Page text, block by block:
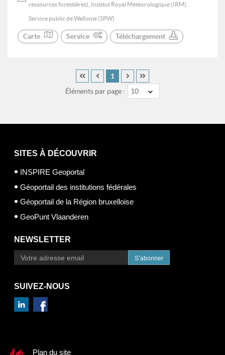
ressources forestières), Institut Royal Météorologique (IRM),
Service public de Wallonie (SPW)
Carte Service Téléchargement
Éléments par page : 10
1
SITES À DÉCOUVRIR
INSPIRE Geoportal
Géoportail des institutions fédérales
Géoportail de la Région bruxelloise
GeoPunt Vlaanderen
NEWSLETTER
S’abonner
SUIVEZ-NOUS
Plan du site